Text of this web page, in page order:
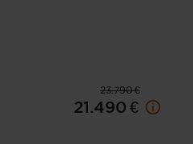
23.790 €
21.490 €